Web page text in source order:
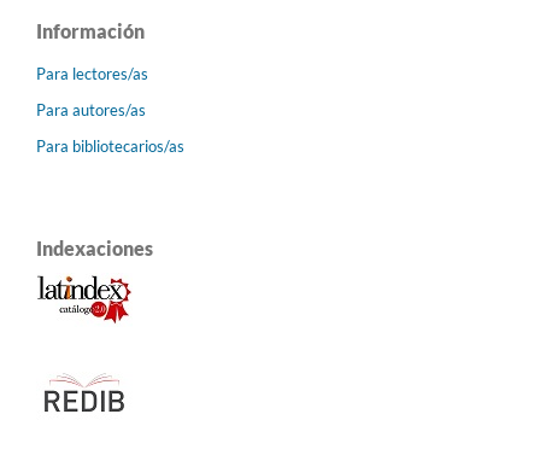
Información
Para lectores/as
Para autores/as
Para bibliotecarios/as
Indexaciones